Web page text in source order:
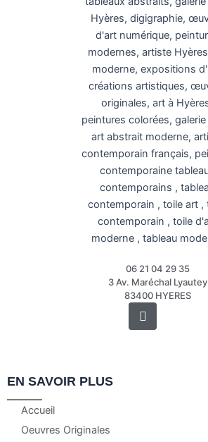
06 21 04 29 35
3 Av. Maréchal Lyautey
83400 HYERES
Instagram
EN SAVOIR PLUS
Accueil
Oeuvres Originales